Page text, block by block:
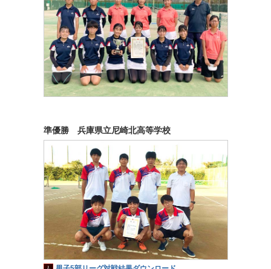
準優勝 兵庫県立尼崎北高等学校